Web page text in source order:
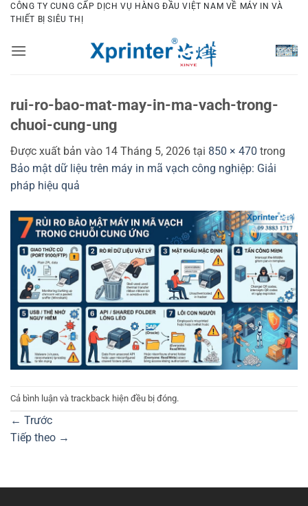
Bỏ
qua
dung
CÔNG TY CUNG CẤP DỊCH VỤ HÀNG ĐẦU VIỆT NAM VỀ MÁY IN VÀ
THIẾT BỊ SIÊU THỊ
rui-ro-bao-mat-may-in-ma-vach-trong-
chuoi-cung-ung
Được xuất bản vào 14 Tháng 5, 2026 tại 850 × 470 trong
Bảo mật dữ liệu trên máy in mã vạch công nghiệp: Giải
pháp hiệu quả
Cả bình luận và trackback hiện đều bị đóng.
← Trước
Tiếp theo →